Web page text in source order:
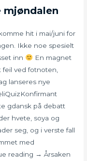
mjøndalen
hit i mai/juni for
Ikke noe spesielt
inn
En magnet
ved fotnoten,
lanseres nye
gdansk på debatt
hvete, soya og
seg, og i verste fall
med
reading → Årsaken